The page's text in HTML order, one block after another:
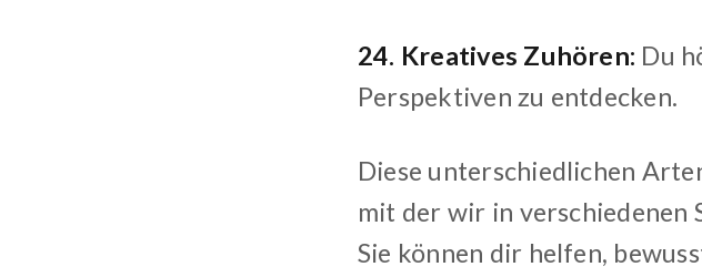
24. Kreatives Zuhören: Du
Perspektiven zu entdecken.
Diese unterschiedlichen
mit der wir in verschiedenen
Sie können dir helfen,